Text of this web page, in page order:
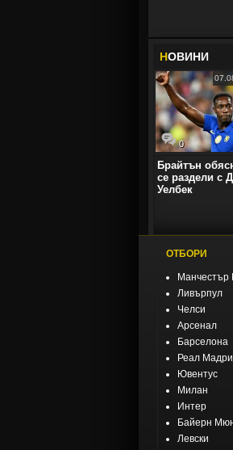
НОВИНИ
0
Брайтън
се раздели с
Уелбек
ОТБОРИ
Ливърпул
Челси
Арсенал
Барселона
Реал
Ювентус
Милан
Интер
Байерн
Левски